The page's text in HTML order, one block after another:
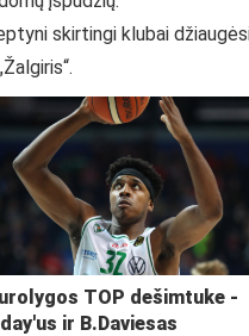
skirtingi klubai
TOP dešimtuke -
ir B.Daviesas